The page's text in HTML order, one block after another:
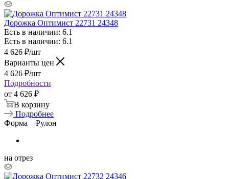
Дорожка Оптимист 22731 24348
Есть в наличии: 6.1
Есть в наличии: 6.1
4 626 ₽/шт
Варианты цен
4 626 ₽/шт
Подробности
от 4 626 ₽
В корзину
Подробнее
Форма—Рулон
на отрез